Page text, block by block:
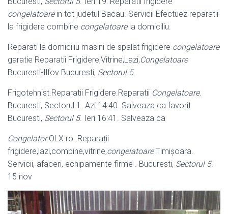
congelatoarein tot judetul Bacau. Servicii Efectuez reparatii
la frigidere combine congelatoarela domiciliu.
Reparati la domiciliu masini de spalat frigidere congelatoare
garatie Reparatii Frigidere,Vitrine,Lazi,Congelatoare
Bucuresti-Ilfov Bucuresti, Sectorul 5.
Frigotehnist.Reparatii Frigidere.Reparatii Congelatoare.
Bucuresti, Sectorul 1. Azi 14:40. Salveaza ca favorit
Bucuresti, Sectorul 5. Ieri 16:41. Salveaza ca
CongelatorOLX.ro. Reparații
frigidere,lazi,combine,vitrine,congelatoareTimișoara.
Servicii, afaceri, echipamente firme . Bucuresti, Sectorul 5.
15 nov